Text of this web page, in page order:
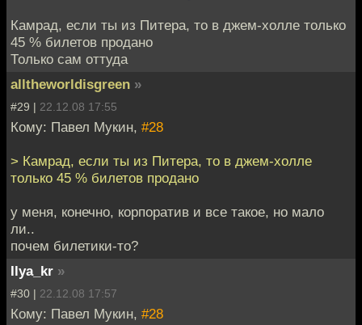
Камрад, если ты из Питера, то в джем-холле только
45 % билетов продано
Только сам оттуда
alltheworldisgreen »
#29 | 22.12.08 17:55
Кому: Павел Мукин, #28
> Камрад, если ты из Питера, то в джем-холле
только 45 % билетов продано
у меня, конечно, корпоратив и все такое, но мало
ли..
почем билетики-то?
Ilya_kr »
#30 | 22.12.08 17:57
Кому: Павел Мукин, #28